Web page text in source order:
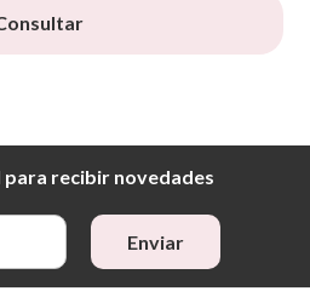
para recibir novedades
Enviar